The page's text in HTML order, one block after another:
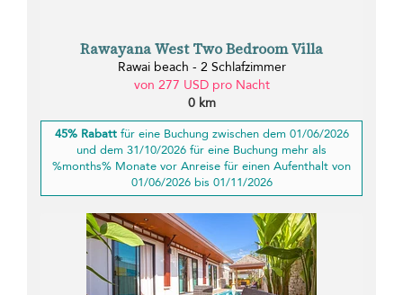
Rawayana West Two Bedroom Villa
Rawai beach - 2 Schlafzimmer
von 277 USD pro Nacht
0 km
45% Rabattfür eine Buchung zwischen dem 01/06/2026
und dem 31/10/2026 für eine Buchung mehr als
%months% Monate vor Anreise für einen Aufenthalt von
01/06/2026 bis 01/11/2026